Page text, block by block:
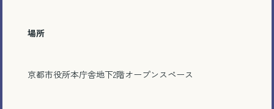
場所
京都市役所本庁舎地下2階オープンスペース